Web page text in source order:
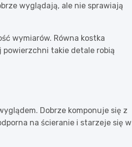
wyglądają, ale nie sprawiają
wymiarów. Równa kostka
powierzchni takie detale robią
Dobrze komponuje się z
na ścieranie i starzeje się w